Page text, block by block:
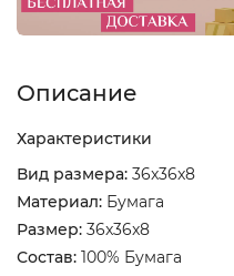
Описание
Характеристики
Вид размера: 36x36x8
Материал: Бумага
Размер: 36x36x8
Состав: 100% Бумага